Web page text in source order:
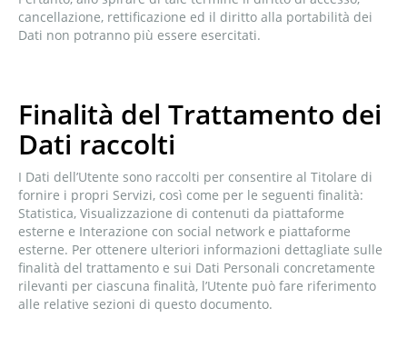
cancellazione, rettificazione ed il diritto alla portabilità dei
Dati non potranno più essere esercitati.
Finalità del Trattamento dei
Dati raccolti
I Dati dell’Utente sono raccolti per consentire al Titolare di
fornire i propri Servizi, così come per le seguenti finalità:
Statistica, Visualizzazione di contenuti da piattaforme
esterne e Interazione con social network e piattaforme
esterne. Per ottenere ulteriori informazioni dettagliate sulle
finalità del trattamento e sui Dati Personali concretamente
rilevanti per ciascuna finalità, l’Utente può fare riferimento
alle relative sezioni di questo documento.